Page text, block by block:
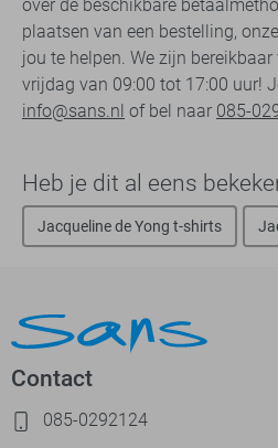
over de beschikbare
plaatsen van een bestelling,
jou te helpen. We zijn
vrijdag van 09:00 tot 17:00 uur!
info@sans.nl of bel naar 085-
Heb je dit al eens
Jacqueline de Yong t-shirts
Contact
085-0292124